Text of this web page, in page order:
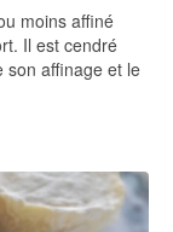
moins affiné
Il est cendré
son affinage et le